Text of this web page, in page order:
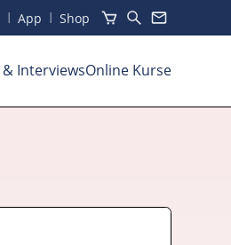
I App I Shop
& InterviewsOnline Kurse